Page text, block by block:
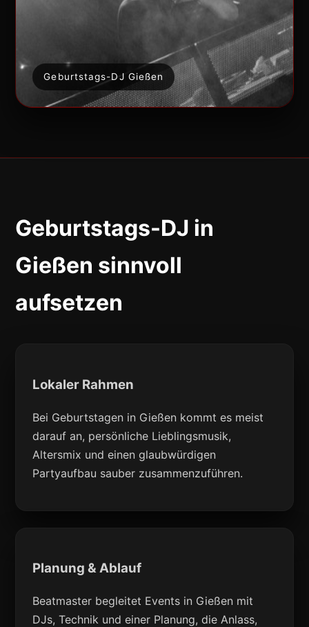
Geburtstags-DJ Gießen
Geburtstags-DJ in
Gießen sinnvoll
aufsetzen
Lokaler Rahmen
Bei Geburtstagen in Gießen kommt es meist
darauf an, persönliche Lieblingsmusik,
Altersmix und einen glaubwürdigen
Partyaufbau sauber zusammenzuführen.
Planung & Ablauf
Beatmaster begleitet Events in Gießen mit
DJs, Technik und einer Planung, die Anlass,